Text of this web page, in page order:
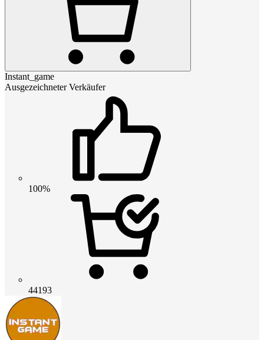
Instant_game
Ausgezeichneter Verkäufer
100%
44193